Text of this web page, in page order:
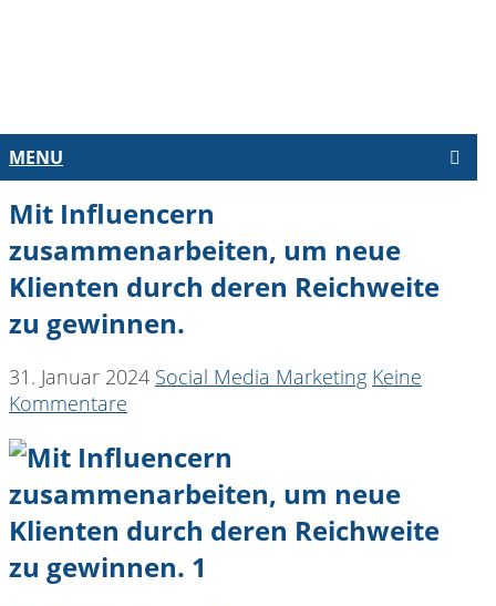
MENU
Mit Influencern
zusammenarbeiten, um neue
Klienten durch deren Reichweite
zu gewinnen.
31. Januar 2024 Social Media Marketing Keine
Kommentare